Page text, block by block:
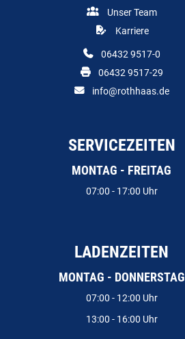
Unser Team
Karriere
06432 9517-0
06432 9517-29
info@rothhaas.de
SERVICEZEITEN
MONTAG - FREITAG
07:00 - 17:00 Uhr
LADENZEITEN
MONTAG - DONNERSTAG
07:00 - 12:00 Uhr
13:00 - 16:00 Uhr